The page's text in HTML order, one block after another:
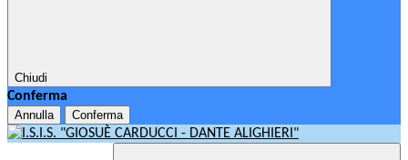
Chiudi
Conferma
Annulla Conferma